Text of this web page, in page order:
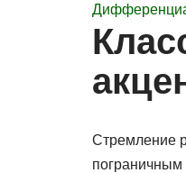
Стремление